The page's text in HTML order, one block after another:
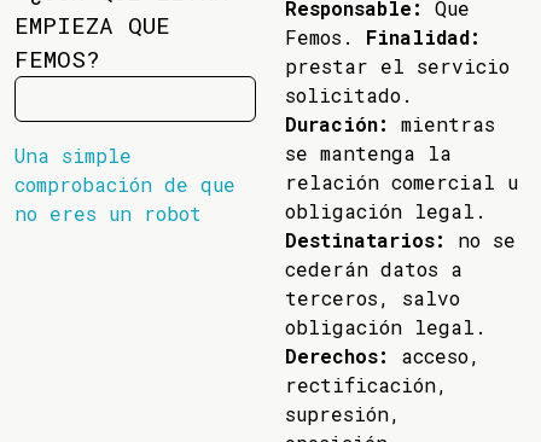
EMPIEZA QUE
FEMOS?
Una simple
comprobación de que
no eres un robot
Responsable:
Que
Femos. Finalidad:
prestar el servicio
solicitado.
Duración:
mientras
se mantenga la
relación comercial u
obligación legal.
Destinatarios:
no se
cederán datos a
terceros, salvo
obligación legal.
Derechos:
acceso,
rectificación,
supresión,